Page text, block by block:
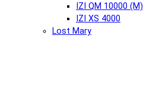
IZI QM 10000 (М)
IZI XS 4000
Lost Mary